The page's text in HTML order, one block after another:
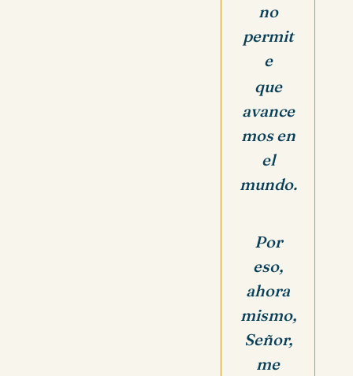
no
permit
e
que
avance
mos en
el
mundo.
Por
eso,
ahora
mismo,
Señor,
me